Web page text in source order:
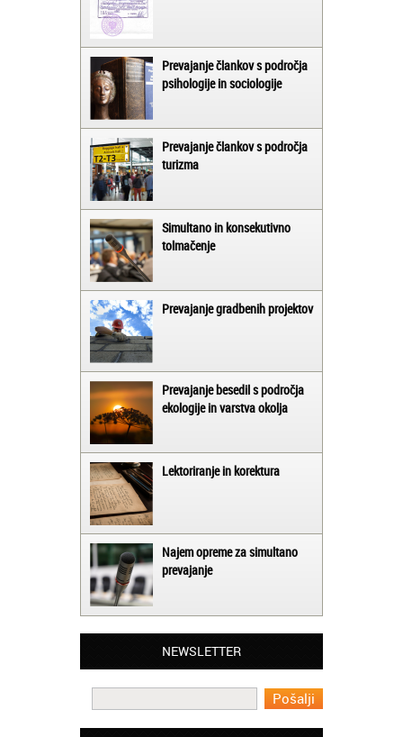
Prevajanje člankov s področja
psihologije in sociologije
Prevajanje člankov s področja
turizma
Simultano in konsekutivno
tolmačenje
Prevajanje gradbenih projektov
Prevajanje besedil s področja
ekologije in varstva okolja
Lektoriranje in korektura
Najem opreme za simultano
prevajanje
NEWSLETTER
Matjaž iz Ajdovščine:
Oxford, ker so resnično profesionalni in
prevajalske storitve opravljajo hitro in
učinkoviti.